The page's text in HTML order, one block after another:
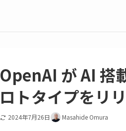
OpenAI が AI 搭
ロトタイプをリ
2024年7月26日 Masahide Omura